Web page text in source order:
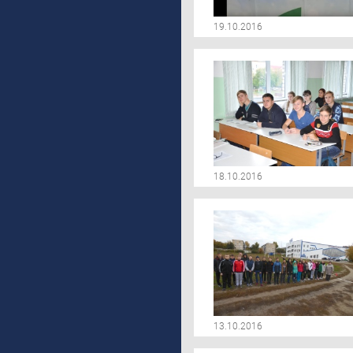
19.10.2016
18.10.2016
13.10.2016